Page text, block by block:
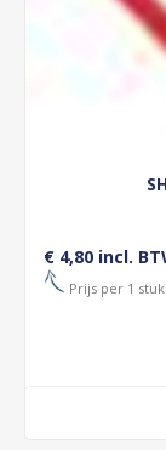
€ 4,80 incl.
Prijs per 1